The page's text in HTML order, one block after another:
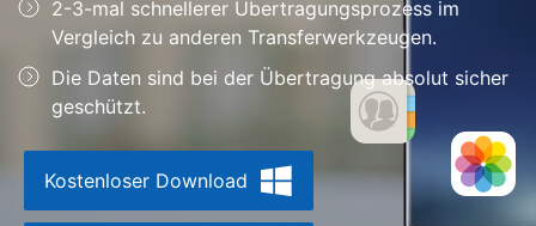
Support
DOWNLOAD Anmelden
Suchen
2-3-mal schnellerer Übertragungsprozess im
Vergleich zu anderen Transferwerkzeugen.
Die Daten sind bei der Übertragung absolut sicher
geschützt.
Kostenloser Download